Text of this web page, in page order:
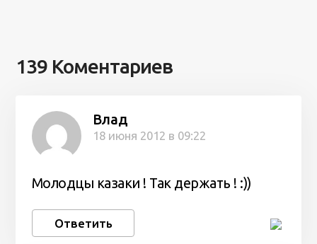
139 Коментариев
Влад
18 июня 2012 в 09:22
Молодцы казаки ! Так держать ! :))
Ответить